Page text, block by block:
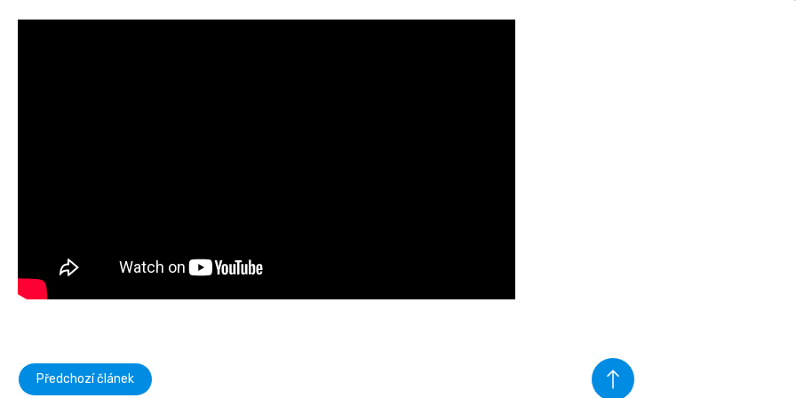
Předchozí článek